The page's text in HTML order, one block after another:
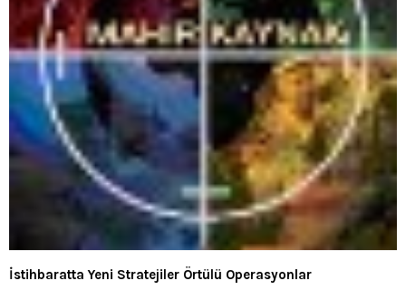
İstihbaratta Yeni Stratejiler Örtülü Operasyonlar